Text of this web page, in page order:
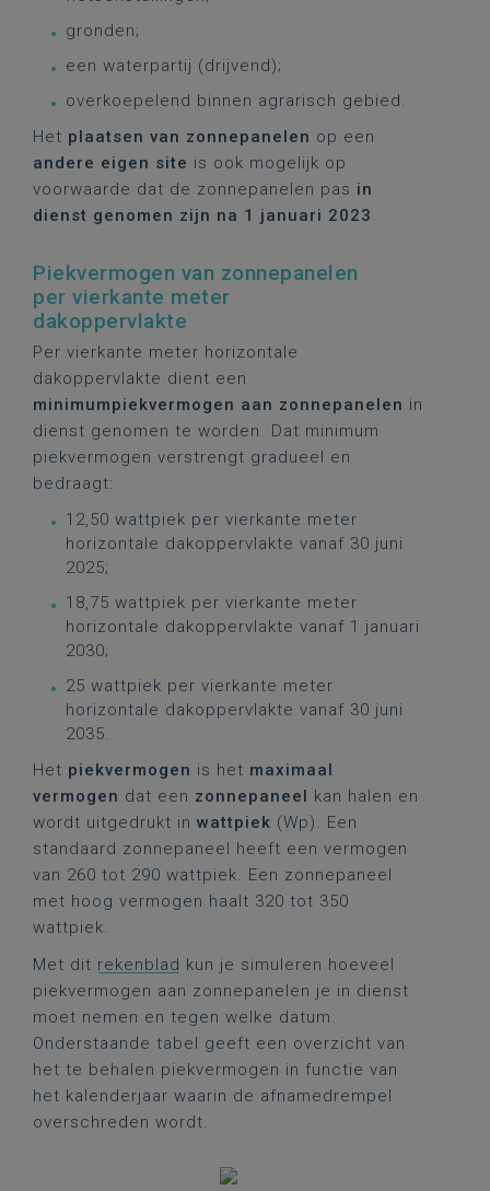
gronden;
een waterpartij (drijvend);
overkoepelend binnen agrarisch gebied.
Het plaatsen van zonnepanelen op een
andere eigen site is ook mogelijk op
voorwaarde dat de zonnepanelen pas in
dienst genomen zijn na 1 januari 2023.
Piekvermogen van zonnepanelen
per vierkante meter
dakoppervlakte
Per vierkante meter horizontale
dakoppervlakte dient een
minimumpiekvermogen aan zonnepanelen in
dienst genomen te worden. Dat minimum
piekvermogen verstrengt gradueel en
bedraagt:
12,50 wattpiek per vierkante meter
horizontale dakoppervlakte vanaf 30 juni
2025;
18,75 wattpiek per vierkante meter
horizontale dakoppervlakte vanaf 1 januari
2030;
25 wattpiek per vierkante meter
horizontale dakoppervlakte vanaf 30 juni
2035.
Het piekvermogen is het maximaal
vermogen dat een zonnepaneel kan halen en
wordt uitgedrukt in wattpiek (Wp). Een
standaard zonnepaneel heeft een vermogen
van 260 tot 290 wattpiek. Een zonnepaneel
met hoog vermogen haalt 320 tot 350
wattpiek.
Met dit rekenblad kun je simuleren hoeveel
piekvermogen aan zonnepanelen je in dienst
moet nemen en tegen welke datum.
Onderstaande tabel geeft een overzicht van
het te behalen piekvermogen in functie van
het kalenderjaar waarin de afnamedrempel
overschreden wordt.